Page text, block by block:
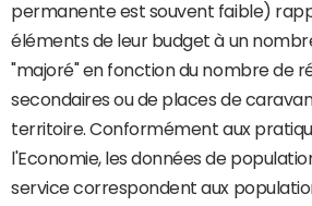
permanente est souvent faible)
éléments de leur budget à un
"majoré" en fonction du nombre de
secondaires ou de places de
territoire. Conformément aux
l'Economie, les données de
service correspondent aux